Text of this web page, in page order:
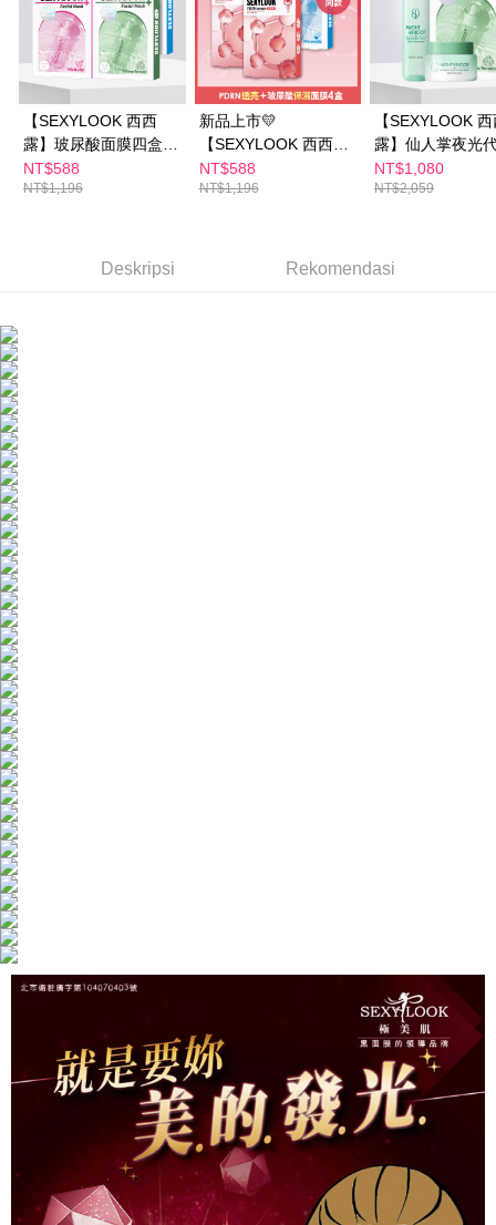
penggunaan pada data peribadi. Jika anda tidak bersetuju dengan data
peribadi yang disenaraikan seperti di atas akan dikumpul dan digunakan
oleh AFTEE, sila jangan gunakan perkhidmatan ini.
【SEXYLOOK 西西
露】玻尿酸面膜四盒組
_鎖水/嫩白/綠番茄/熊
果素(5入/盒)x任選4盒
NT$588
NT$1,196
新品上市💛
【SEXYLOOK 西西
露】韓國玻尿酸
XPDRN面膜雙享4盒組
NT$588
NT$1,196
【SEXYLOOK
露】仙人掌夜光
150ml+仙人掌夜
謝霜 50ml+玻尿
任選1盒
NT$1,080
NT$2,059
Deskripsi Rekomendasi